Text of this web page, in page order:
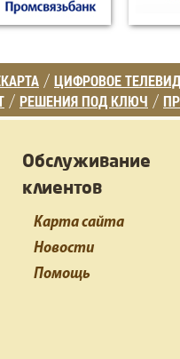
/ ЦИФРОВОЕ
/ РЕШЕНИЯ ПОД КЛЮЧ /
Обслуживание
клиентов
Карта сайта
Новости
Помощь